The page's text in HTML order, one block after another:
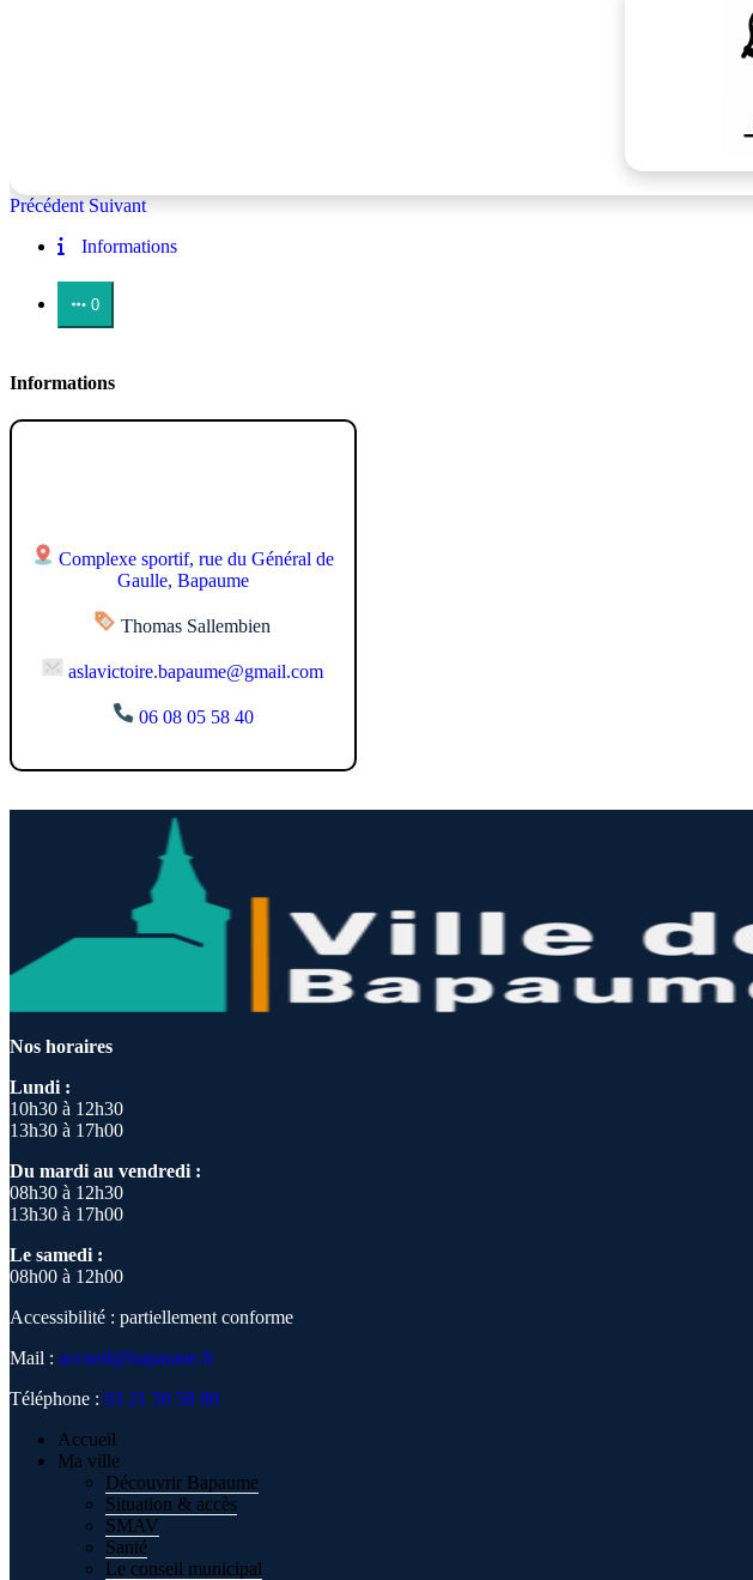
Précédent Suivant
Informations
0
Informations
Complexe sportif, rue du Général de
Gaulle, Bapaume
Thomas Sallembien
aslavictoire.bapaume@gmail.com
06 08 05 58 40
Nos horaires
Lundi :
10h30 à 12h30
13h30 à 17h00
Du mardi au vendredi :
08h30 à 12h30
13h30 à 17h00
Le samedi :
08h00 à 12h00
Accessibilité : partiellement conforme
Mail : accueil@bapaume.fr
Téléphone : 03 21 50 58 80
Accueil
Ma ville
Découvrir Bapaume
Situation & accès
SMAV
Santé
Le conseil municipal